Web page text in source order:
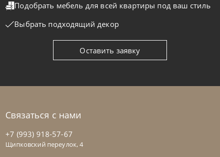
На заказ 45-90 дн +2 в наличии
+280 +100
Подобрать мебель для всей квартиры под ваш стиль
Выбрать подходящий декор
Оставить заявку
Связаться с нами
+7 (993) 918-57-67
Щипковский переулок, 4